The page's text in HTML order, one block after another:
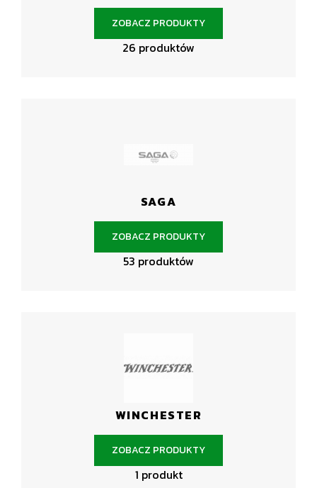
26 produktów
ZOBACZ PRODUKTY
SAGA
53 produktów
ZOBACZ PRODUKTY
WINCHESTER
1 produkt
ZOBACZ PRODUKTY